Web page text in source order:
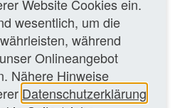
Website Cookies ein.
wesentlich, um die
während
Onlineangebot
Nähere Hinweise
Datenschutzerklärung